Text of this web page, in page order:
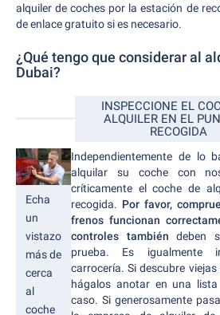
alquiler de coches por la estación de
de enlace gratuito si es necesario.
¿Qué tengo que considerar al
Dubai?
INSPECCIONE EL
ALQUILER EN EL
RECOGIDA
Echa
un
vistazo
más de
cerca
al
coche
Independientemente de lo
alquilar su coche con
críticamente el coche de
recogida. Por favor,
frenos funcionan
controles también deben
prueba. Es igualmente
carrocería. Si descubre
hágalos anotar en una
caso. Si generosamente